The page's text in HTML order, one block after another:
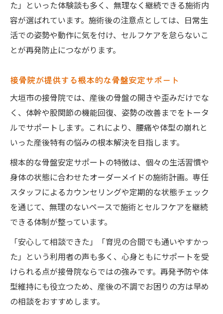
た」といった体験談も多く、無理なく継続できる施術内
容が選ばれています。施術後の注意点としては、日常生
活での姿勢や動作に気を付け、セルフケアを怠らないこ
とが再発防止につながります。
接骨院が提供する根本的な骨盤安定サポート
大垣市の接骨院では、産後の骨盤の開きや歪みだけでな
く、体幹や股関節の機能回復、姿勢の改善までをトータ
ルでサポートします。これにより、腰痛や体型の崩れと
いった産後特有の悩みの根本解決を目指します。
根本的な骨盤安定サポートの特徴は、個々の生活習慣や
身体の状態に合わせたオーダーメイドの施術計画。専任
スタッフによるカウンセリングや定期的な状態チェック
を通じて、無理のないペースで施術とセルフケアを継続
できる体制が整っています。
「安心して相談できた」「育児の合間でも通いやすかっ
た」という利用者の声も多く、心身ともにサポートを受
けられる点が接骨院ならではの強みです。再発予防や体
型維持にも役立つため、産後の不調でお困りの方は早め
の相談をおすすめします。